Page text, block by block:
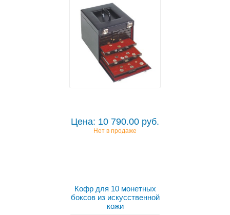
Цена: 10 790.00 руб.
Нет в продаже
Кофр для 10 монетных
боксов из искусственной
кожи